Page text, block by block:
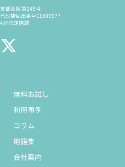
部会員 第245号
理店届出番号C1909977
除指定店舗
無料お試し
利用事例
コラム
用語集
会社案内